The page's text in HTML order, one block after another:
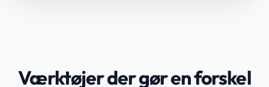
Værktøjer der gør en forskel